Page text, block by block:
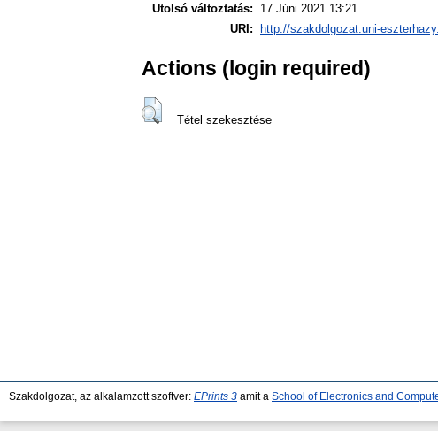
Utolsó változtatás:
17 Júni 2021 13:21
URI:
http://szakdolgozat.uni-
Actions (login required)
Tétel szekesztése
Szakdolgozat, az alkalamzott szoftver: EPrints 3 amit a School of Electronics and